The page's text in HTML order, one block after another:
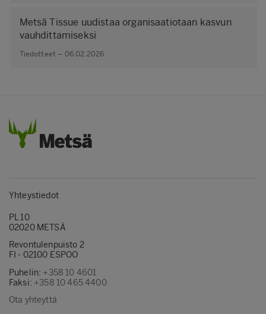
Metsä Tissue uudistaa organisaatiotaan kasvun
vauhdittamiseksi
Tiedotteet – 06.02.2026
Yhteystiedot
PL 10
02020 METSÄ
Revontulenpuisto 2
FI - 02100 ESPOO
Puhelin: +358 10 4601
Faksi: +358 10 465 4400
Ota yhteyttä